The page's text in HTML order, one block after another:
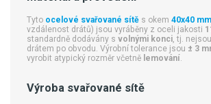
Tyto ocelové svařované sítě s okem40x40 mm
vzdálenost drátů) jsou vyráběny z oceli jakosti
standardně dodávány svolnými konci , tj.
drátem po obvodu. Výrobní tolerance jsou ± 3
vyrobit atypický rozměr včetně lemování
Výroba svařované sítě